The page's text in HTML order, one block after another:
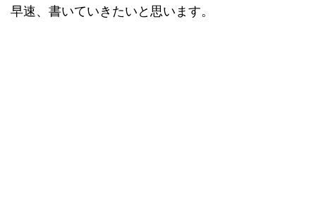
早速、書いていきたいと思います。